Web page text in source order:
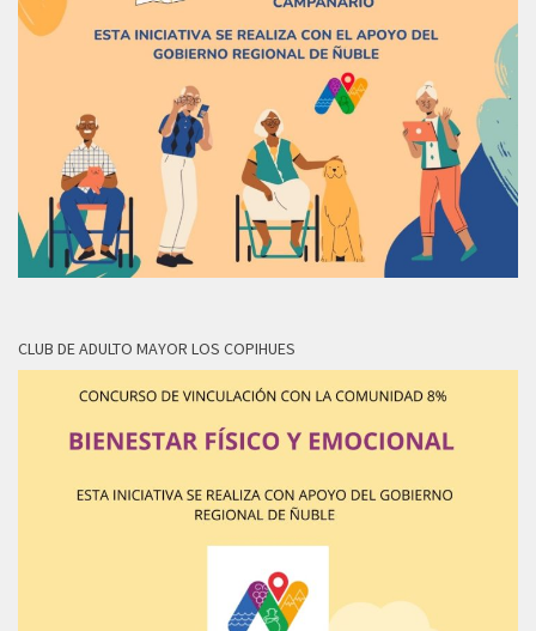
CLUB DE ADULTO MAYOR LOS COPIHUES